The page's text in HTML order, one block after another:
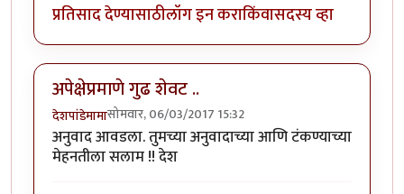
प्रतिसाद देण्यासाठीलॉग इन कराकिंवासदस्य व्हा
अपेक्षेप्रमाणे गुढ शेवट ..
देशपांडेमामासोमवार, 06/03/2017 15:32
अनुवाद आवडला. तुमच्या अनुवादाच्या आणि टंकण्याच्या
मेहनतीला सलाम !! देश